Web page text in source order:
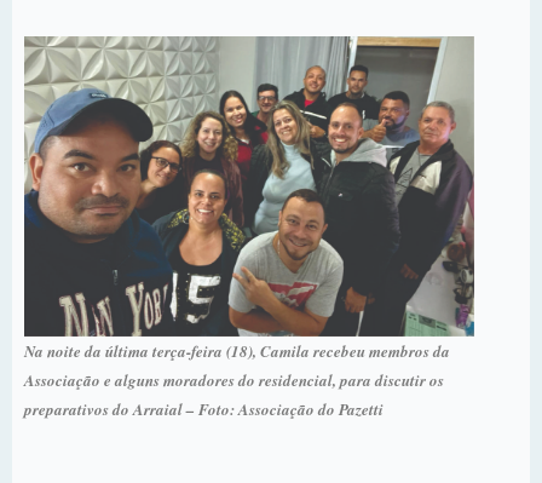
Na noite da última terça-feira (18), Camila recebeu membros da
Associação e alguns moradores do residencial, para discutir os
preparativos do Arraial – Foto: Associação do Pazetti